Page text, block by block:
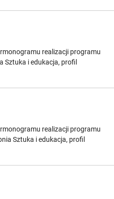
realizacji programu
Sztuka i edukacja, profil
realizacji programu
Sztuka i edukacja, profil